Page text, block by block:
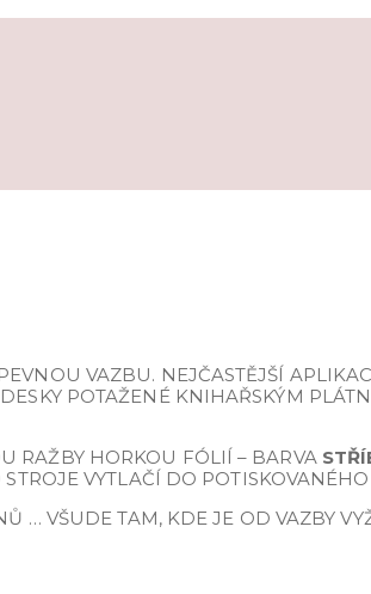
VAZBU. NEJČASTĚJŠÍ
POTAŽENÉ KNIHAŘSKÝM
RAŽBY HORKOU FÓLIÍ – BARVA
VYTLAČÍ DO
… VŠUDE TAM, KDE JE OD VAZBY